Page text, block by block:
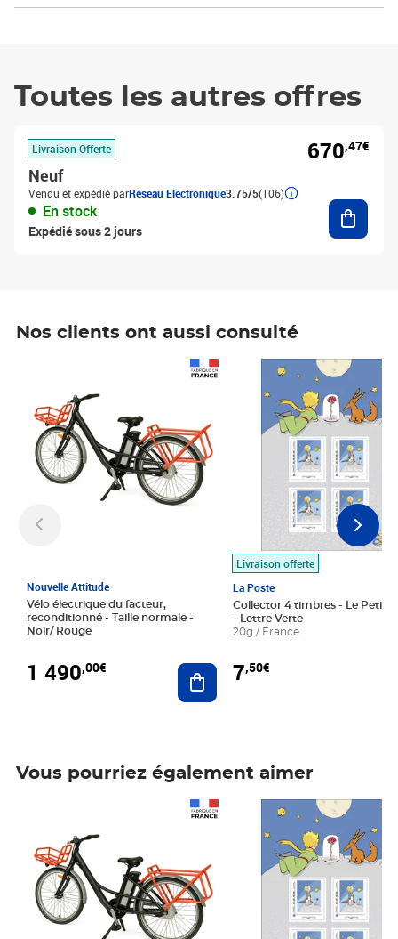
Toutes les autres offres
Livraison Offerte
Neuf
Vendu et expédié parRéseau Electronique3.75/5(106)
En stock
Expédié sous 2 jours
670,47€
Nos clients ont aussi consulté
Nouvelle Attitude
Vélo électrique du facteur,
reconditionné - Taille normale -
Noir/ Rouge
1 490,00€ Ajouter au panier
Livraison offerte
La Poste
Collector 4 timbres - Le Petit
- Lettre Verte
20g / France
7,50€
Prix 7,50€
Vous pourriez également aimer
Prix 7,50€